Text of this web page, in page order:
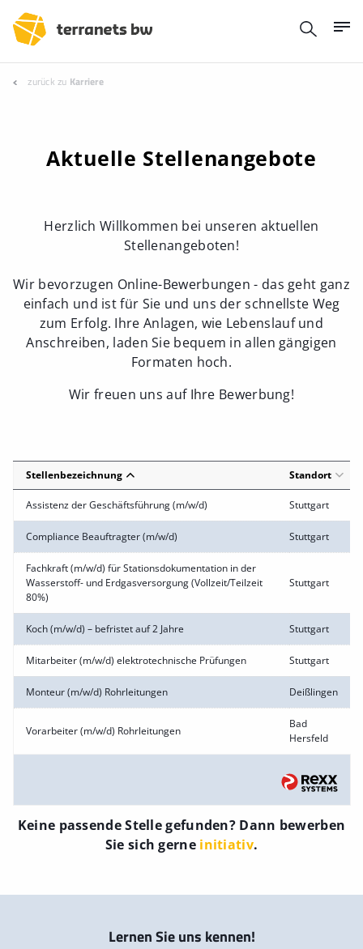
zurück zu Karriere
Aktuelle Stellenangebote
Herzlich Willkommen bei unseren aktuellen
Stellenangeboten!
Wir bevorzugen Online-Bewerbungen - das geht ganz
einfach und ist für Sie und uns der schnellste Weg
zum Erfolg. Ihre Anlagen, wie Lebenslauf und
Anschreiben, laden Sie bequem in allen gängigen
Formaten hoch.
Wir freuen uns auf Ihre Bewerbung!
Stellenbezeichnung Standort
Assistenz der Geschäftsführung (m/w/d) Stuttgart
Compliance Beauftragter (m/w/d) Stuttgart
Fachkraft (m/w/d) für Stationsdokumentation in der
Wasserstoff- und Erdgasversorgung (Vollzeit/Teilzeit
80%)
Stuttgart
Koch (m/w/d) – befristet auf 2 Jahre Stuttgart
Mitarbeiter (m/w/d) elektrotechnische Prüfungen Stuttgart
Monteur (m/w/d) Rohrleitungen Deißlingen
Vorarbeiter (m/w/d) Rohrleitungen
Bad
Hersfeld
Keine passende Stelle gefunden? Dann bewerben
Sie sich gerne initiativ.
Lernen Sie uns kennen!